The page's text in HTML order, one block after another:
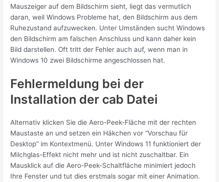
Mauszeiger auf dem Bildschirm sieht, liegt das vermutlich
daran, weil Windows Probleme hat, den Bildschirm aus dem
Ruhezustand aufzuwecken. Unter Umständen sucht Windows
den Bildschirm am falschen Anschluss und kann daher kein
Bild darstellen. Oft tritt der Fehler auch auf, wenn man in
Windows 10 zwei Bildschirme angeschlossen hat.
Fehlermeldung bei der
Installation der cab Datei
Alternativ klicken Sie die Aero-Peek-Fläche mit der rechten
Maustaste an und setzen ein Häkchen vor “Vorschau für
Desktop” im Kontextmenü. Unter Windows 11 funktioniert der
Milchglas-Effekt nicht mehr und ist nicht zuschaltbar. Ein
Mausklick auf die Aero-Peek-Schaltfläche minimiert jedoch
Ihre Fenster und tut dies erstmals sogar mit einer Animation.